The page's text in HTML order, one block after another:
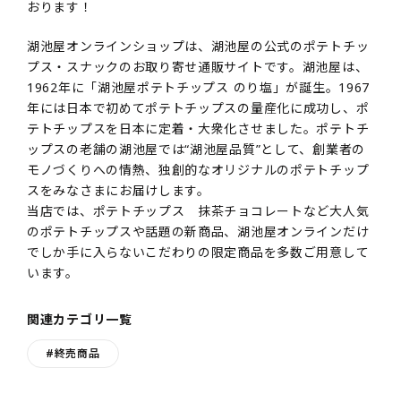
おります！
湖池屋オンラインショップは、湖池屋の公式のポテトチッ
プス・スナックのお取り寄せ通販サイトです。湖池屋は、
1962年に「湖池屋ポテトチップス のり塩」が誕生。1967
年には日本で初めてポテトチップスの量産化に成功し、ポ
テトチップスを日本に定着・大衆化させました。ポテトチ
ップスの老舗の湖池屋では“湖池屋品質”として、創業者の
モノづくりへの情熱、独創的なオリジナルのポテトチップ
スをみなさまにお届けします。
当店では、ポテトチップス 抹茶チョコレートなど大人気
のポテトチップスや話題の新商品、湖池屋オンラインだけ
でしか手に入らないこだわりの限定商品を多数ご用意して
います。
関連カテゴリ一覧
#終売商品